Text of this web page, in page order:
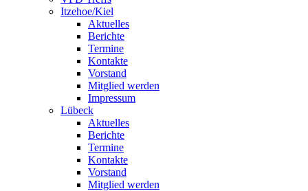
Itzehoe/Kiel
Aktuelles
Berichte
Termine
Kontakte
Vorstand
Mitglied werden
Impressum
Lübeck
Aktuelles
Berichte
Termine
Kontakte
Vorstand
Mitglied werden